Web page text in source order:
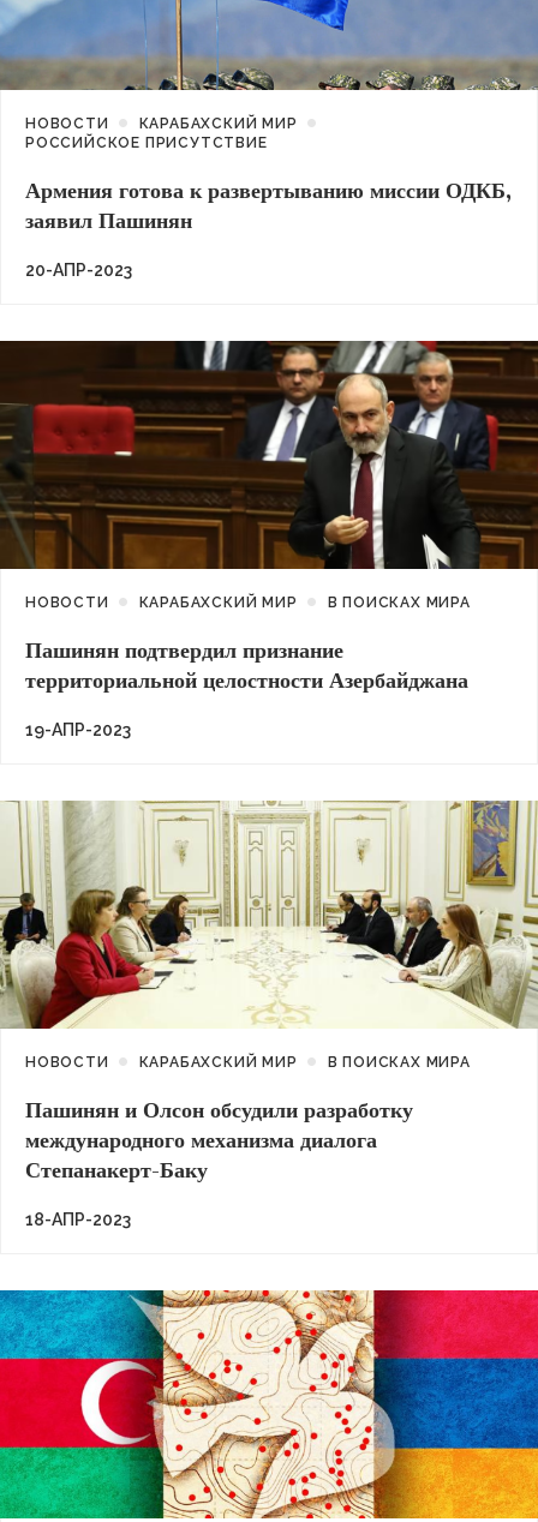
НОВОСТИ
КАРАБАХСКИЙ МИР
РОССИЙСКОЕ ПРИСУТСТВИЕ
Армения готова к развертыванию миссии ОДКБ,
заявил Пашинян
20-АПР-2023
НОВОСТИ КАРАБАХСКИЙ МИР В ПОИСКАХ МИРА
Пашинян подтвердил признание
территориальной целостности Азербайджана
19-АПР-2023
НОВОСТИ КАРАБАХСКИЙ МИР В ПОИСКАХ МИРА
Пашинян и Олсон обсудили разработку
международного механизма диалога
Степанакерт-Баку
18-АПР-2023